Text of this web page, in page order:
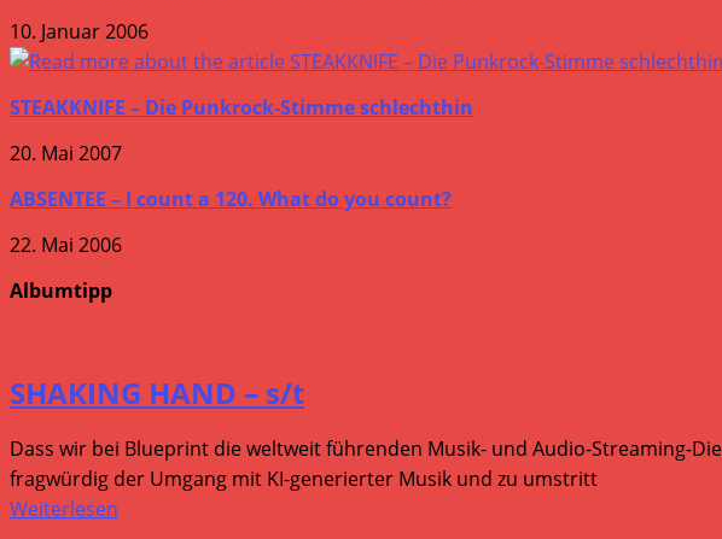
10. Januar 2006
STEAKKNIFE – Die Punkrock-Stimme schlechthin
20. Mai 2007
ABSENTEE – I count a 120. What do you count?
22. Mai 2006
Albumtipp
SHAKING HAND – s/t
Dass wir bei Blueprint die weltweit führenden Musik- und Audio-Streaming-
fragwürdig der Umgang mit KI-generierter Musik und zu umstritt
Weiterlesen